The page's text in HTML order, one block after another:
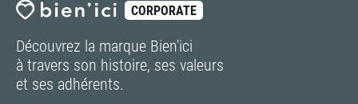
CORPORATE
Découvrez la marque Bien'ici
à travers son histoire, ses valeurs
et ses adhérents.